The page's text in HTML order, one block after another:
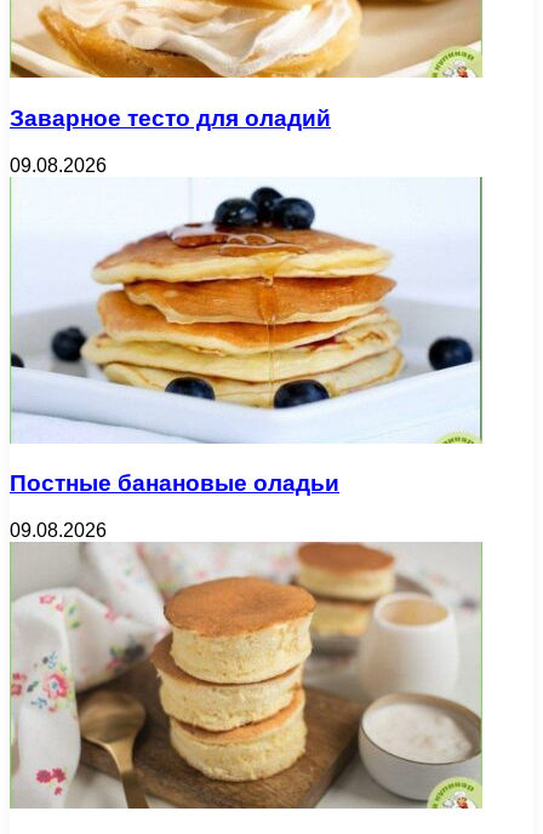
Заварное тесто для оладий
09.08.2026
Постные банановые оладьи
09.08.2026